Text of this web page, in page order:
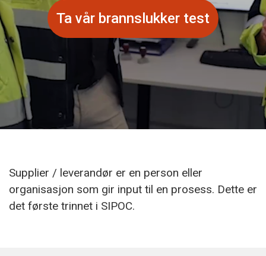
Ta vår brannslukker test
Supplier / leverandør er en person eller
organisasjon som gir input til en prosess. Dette er
det første trinnet i SIPOC.